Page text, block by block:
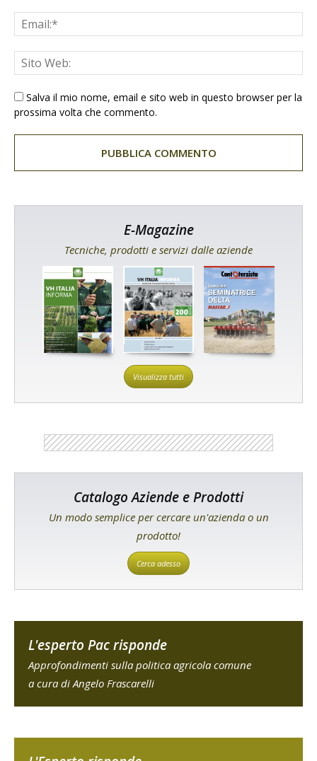
Salva il mio nome, email e sito web in questo browser per la
prossima volta che commento.
E-Magazine
Tecniche, prodotti e servizi dalle aziende
Visualizza tutti
Catalogo Aziende e Prodotti
Un modo semplice per cercare un'azienda o un
prodotto!
Cerca adesso
L'esperto Pac risponde
Approfondimenti sulla politica agricola comune
a cura di Angelo Frascarelli